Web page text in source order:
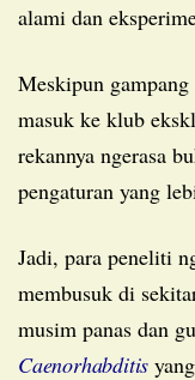
alami dan
Meskipun gampang banget buat langsung nerima cacing
masuk ke klub
rekannya ngerasa
pengaturan yang
Jadi, para peneliti ngumpulin sisa-sisa apel dan pir yang
membusuk di
musim panas dan
Caenorhabditis